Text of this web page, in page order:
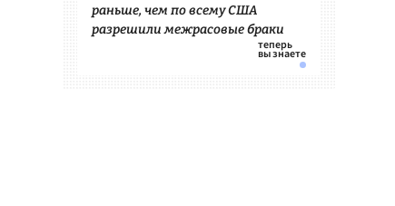
раньше, чем по всему США
разрешили межрасовые браки